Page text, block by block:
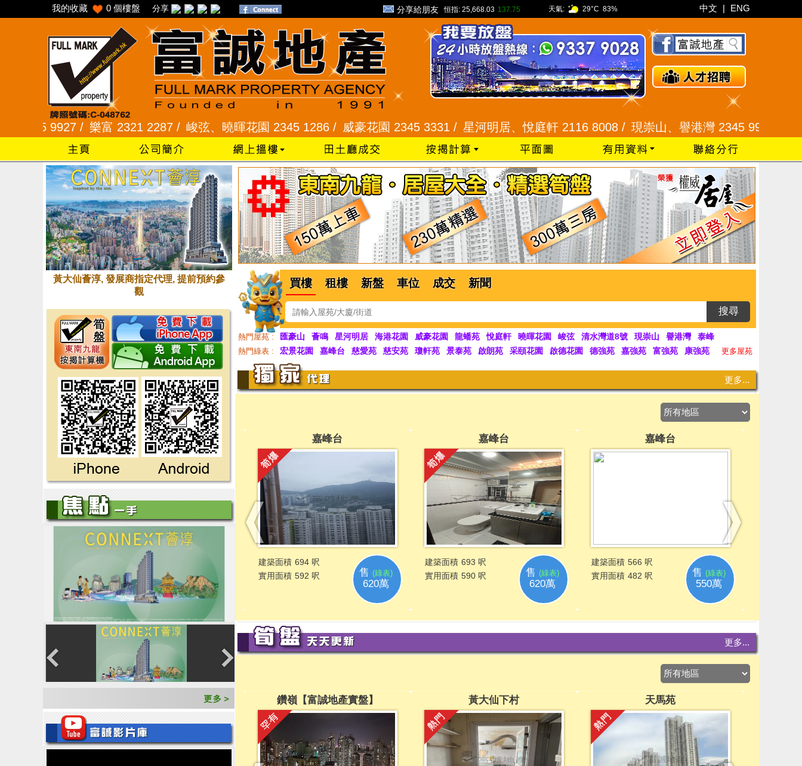
我的收藏 0 個樓盤 分享 分享給朋友 恒指: 25,668.03 137.75 天氣: 29°C 83% 中文 | ENG
樂富 2321 2287 / 峻弦、曉暉花園 2345 1286 / 威豪花園 2345 3331 / 星河明居、悅庭軒 2116 8008 / 現崇山、譽港灣 2345 9926 / 藍田 2525
黃大仙薈淳, 發展商指定代理, 提前預約參
觀
買樓 租樓 新盤 車位 成交 新聞
搜尋
熱門屋苑 : 匯豪山 薈鳴 星河明居 海港花園 威豪花園 龍蟠苑 悅庭軒 曉暉花園 峻弦 清水灣道8號 現崇山 譽港灣 泰峰
熱門綠表 : 宏景花園 嘉峰台 慈愛苑 慈安苑 瓊軒苑 景泰苑 啟朗苑 采頤花園 啟德花園 德強苑 嘉強苑 富強苑 康強苑 更多屋苑
更多...
更多...